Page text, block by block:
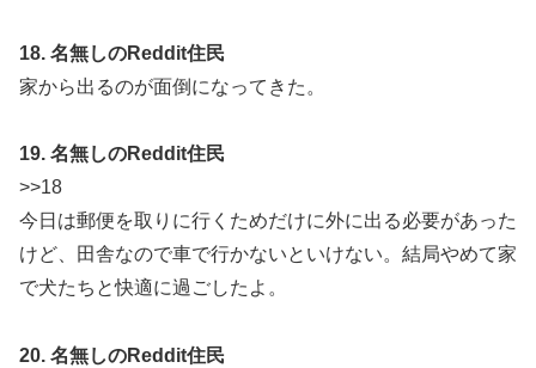
18. 名無しのReddit住民
家から出るのが面倒になってきた。
19. 名無しのReddit住民
>>18
今日は郵便を取りに行くためだけに外に出る必要があった
けど、田舎なので車で行かないといけない。結局やめて家
で犬たちと快適に過ごしたよ。
20. 名無しのReddit住民